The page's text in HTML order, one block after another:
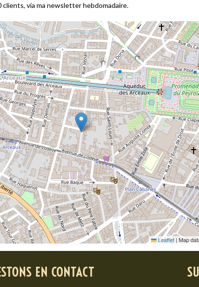
clients, via ma newsletter hebdomadaire.
Leaflet | Map
EN CONTACT